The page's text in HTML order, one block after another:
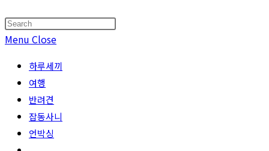
search
Press
Menu Close
하루세끼
여행
반려견
잡동사니
언박싱